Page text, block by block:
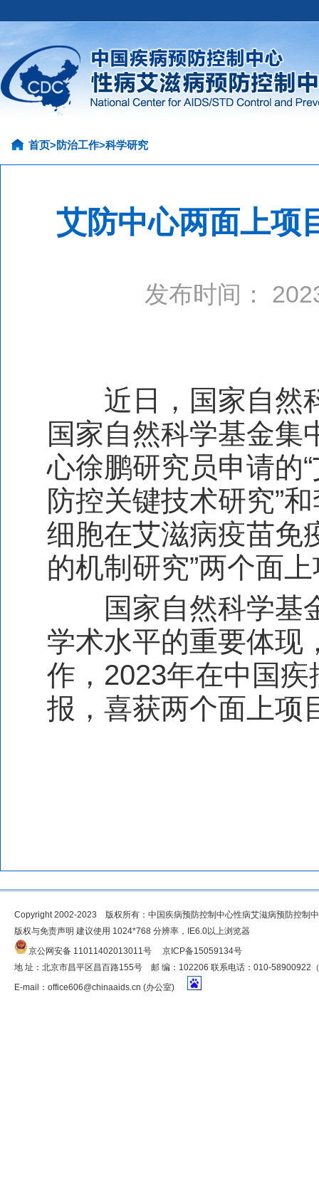
首页>防治工作>科学研究
艾防中心两面上项
发布时间：
近日，国家自然
国家自然科学基金集
心徐鹏研究员申请的“
防控关键技术研究”和
细胞在艾滋病疫苗免
的机制研究”两个面
国家自然科学基
学术水平的重要体现
作， 2023年在中国疾
报，喜获两个面上项
Copyright 2002-2023 版权所有：中国疾病预防控制中心性病艾滋病预防控制
版权与免责声明 建议使用 1024*768 分辨率，IE6.0以上浏览器
京公网安备 11011402013011号
京ICP备15059134号
地 址：北京市昌平区昌百路155号 邮 编：102206 联系电话：010-58900922
E-mail： office606@chinaaids.cn (办公室)